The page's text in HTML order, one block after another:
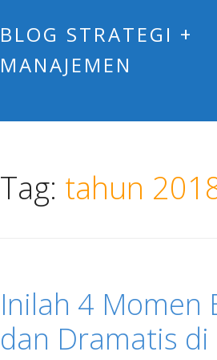
BLOG STRATEGI +
MANAJEMEN
Tag: tahun
Inilah 4 Momen
dan Dramatis